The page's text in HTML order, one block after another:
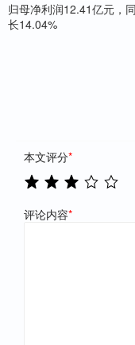
归母净利润12.41亿元，
长14.04%
本文评分*
评论内容*